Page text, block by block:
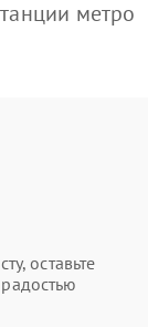
метро
оставьте